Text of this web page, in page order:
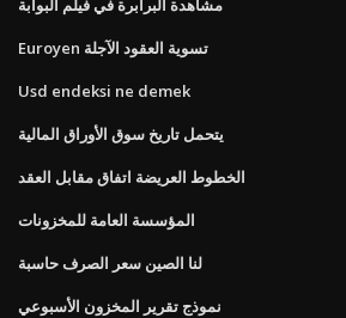
مشاهدة البرابرة في فيلم البوابة
Euroyen تسوية العقود الآجلة
Usd endeksi ne demek
يتحمل تاريخ سوق الأوراق المالية
الخطوط العريضة اتفاق مقابل العقد
المؤسسة العامة للمخزونات
لنا الصين سعر الصرف حاسبة
نموذج تقرير المخزون الأسبوعي